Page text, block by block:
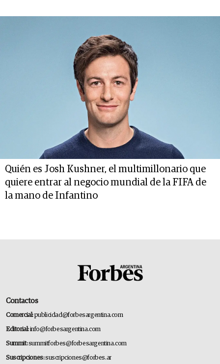
Quién es Josh Kushner, el multimillonario que
quiere entrar al negocio mundial de la FIFA de
la mano de Infantino
Contactos
Comercial:publicidad@forbesargentina.com
Editorial:info@forbesargentina.com
Summit:summitforbes@forbesargentina.com
Suscripciones:suscripciones@forbes.ar